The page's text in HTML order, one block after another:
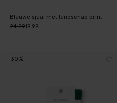
Blauwe sjaal met landschap print
24.9919.99
-30%